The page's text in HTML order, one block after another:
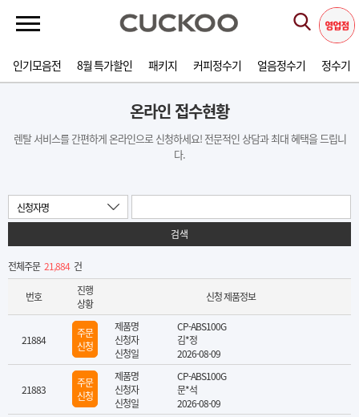
인기모음전 8월 특가할인 패키지 커피정수기 얼음정수기 정수기
온라인 접수현황
렌탈 서비스를 간편하게 온라인으로 신청하세요! 전문적인 상담과 최대 혜택을 드립니
다.
신청자명
검색
전체주문 21,884 건
번호
진행
상황
신청 제품정보
21884
주문
신청
제품명
CP-ABS100G
신청자
김*정
신청일
2026-08-09
21883
주문
신청
제품명
CP-ABS100G
신청자
문*석
신청일
2026-08-09